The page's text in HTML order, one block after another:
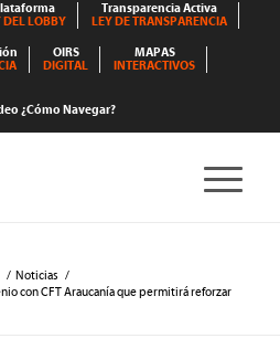
DEL LOBBY
Transparencia Activa
LEY DE TRANSPARENCIA
OIRS
DIGITAL
MAPAS
INTERACTIVOS
¿Cómo Navegar?
/ Noticias /
con CFT Araucanía que permitirá reforzar